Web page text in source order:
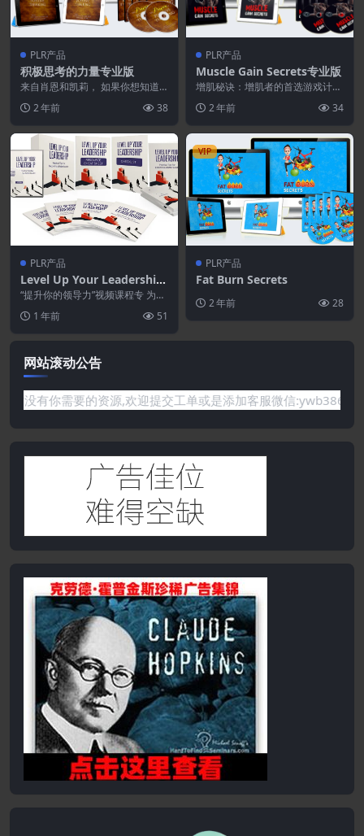
PLR产品
积极思考的力量专业版
来自肖恩和凯莉， 如果你想知道
终身成功和成就感的唯一秘密…̷...
2 年前 38
PLR产品
Muscle Gain Secrets专业版
增肌秘诀：增肌者的首选游戏计
划！” 是一款全新的8个模块的大型
健身 PLR！ 它...
2 年前 34
PLR产品
Level Up Your Leadership
Video Course
“提升你的领导力”视频课程专 为渴
领导者和现任领导...
1 年前 51
VIP
PLR产品
Fat Burn Secrets
2 年前 28
网站滚动公告
要的资源,欢迎提交工单或是添加客服微信:ywb386获取帮助！